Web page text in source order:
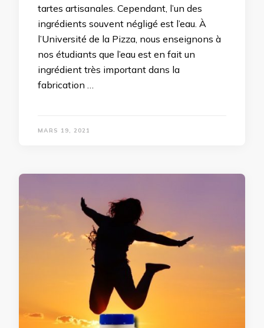
tartes artisanales. Cependant, l’un des
ingrédients souvent négligé est l’eau. À
l’Université de la Pizza, nous enseignons à
nos étudiants que l’eau est en fait un
ingrédient très important dans la
fabrication …
MARS 19, 2021